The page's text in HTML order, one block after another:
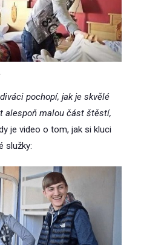
.
pochopí, jak je skvělé
alespoň malou část štěstí,
je video o tom, jak si kluci
služky: